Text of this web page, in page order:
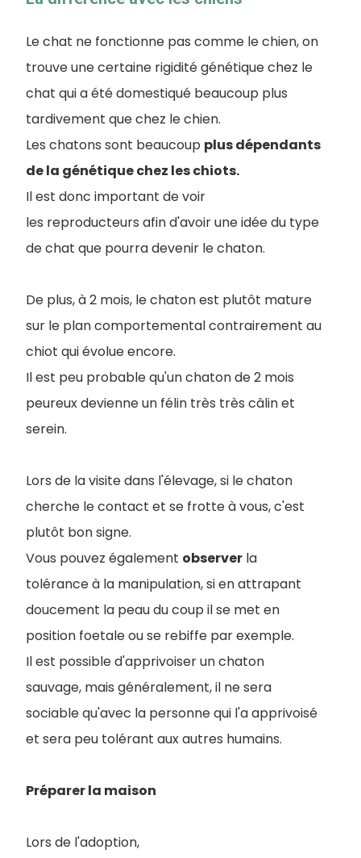
Le chat ne fonctionne pas comme le chien, on
trouve une certaine rigidité génétique chez le
chat qui a été domestiqué beaucoup plus
tardivement que chez le chien.
Les chatons sont beaucoup plus dépendants
de la génétique chez les chiots.
Il est donc important de voir
les reproducteurs afin d'avoir une idée du type
de chat que pourra devenir le chaton.
De plus, à 2 mois, le chaton est plutôt mature
sur le plan comportemental contrairement au
chiot qui évolue encore.
Il est peu probable qu'un chaton de 2 mois
peureux devienne un félin très très câlin et
serein.
Lors de la visite dans l'élevage, si le chaton
cherche le contact et se frotte à vous, c'est
plutôt bon signe.
Vous pouvez également observer la
tolérance à la manipulation, si en attrapant
doucement la peau du coup il se met en
position foetale ou se rebiffe par exemple.
Il est possible d'apprivoiser un chaton
sauvage, mais généralement, il ne sera
sociable qu'avec la personne qui l'a apprivoisé
et sera peu tolérant aux autres humains.
Préparer la maison
Lors de l'adoption,